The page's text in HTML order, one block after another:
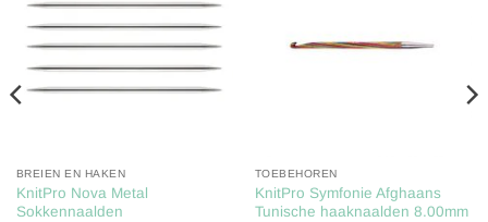
aan
verlanglijst
BREIEN EN HAKEN
KnitPro Nova Metal
Sokkennaalden
TOEBEHOREN
KnitPro Symfonie Afghaans
Tunische haaknaalden 8.00mm